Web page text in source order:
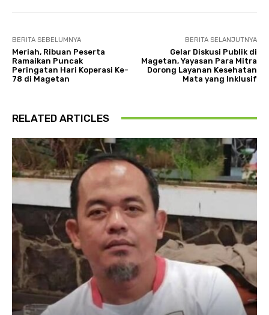
BERITA SEBELUMNYA
Meriah, Ribuan Peserta
Ramaikan Puncak
Peringatan Hari Koperasi Ke-
78 di Magetan
BERITA SELANJUTNYA
Gelar Diskusi Publik di
Magetan, Yayasan Para Mitra
Dorong Layanan Kesehatan
Mata yang Inklusif
RELATED ARTICLES